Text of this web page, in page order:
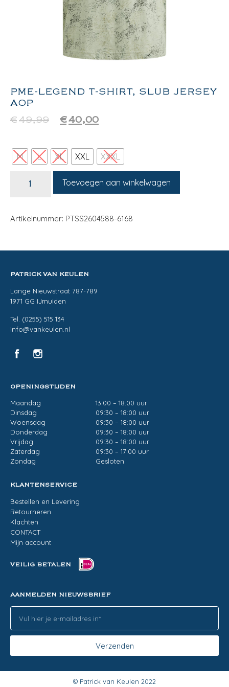
PME-LEGEND T-SHIRT, SLUB JERSEY
AOP
€49,99 €40,00
M L XL XXL XXXL
Toevoegen aan winkelwagen
Artikelnummer: PTSS2604588-6168
PATRICK VAN KEULEN
Lange Nieuwstraat 787-789
1971 GG IJmuiden
Tel. (0255) 515 134
info@vankeulen.nl
OPENINGSTIJDEN
Maandag
13:00 – 18:00 uur
Dinsdag
09:30 – 18:00 uur
Woensdag
09:30 – 18:00 uur
Donderdag
09:30 – 18:00 uur
Vrijdag
09:30 – 18:00 uur
Zaterdag
09:30 – 17:00 uur
Zondag
Gesloten
KLANTENSERVICE
Bestellen en Levering
Retourneren
Klachten
CONTACT
Mijn account
VEILIG BETALEN
AANMELDEN NIEUWSBRIEF
Verzenden
© Patrick van Keulen 2022